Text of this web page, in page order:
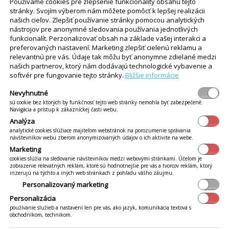
iKelp Pokladňa (pre Android zariadenia)
iKelp Pokladňa pre Android nakonfigurujete skener čiarových
(pre zariadenia s OS Android)
Bluetooth tlačiarne v iKelp POS Mobile - Android.
(pre zariadenia s OS Android)
za krokom pripojenia bonovacej tlačiarne v iKelp POS Mobile pre
iKelp POS Mobile nastavíte použitie kamery zariadenia ako skenera
a prvé prihlásenie (zariadenie s OS Android)
v aplikácii iKelp POS Mobile pre android nakonfigurovať
stránky. Svojím výberom nám môžete pomôcť k lepšej realizácii
našich cieľov. Zlepšiť používanie stránky pomocou analytických
nástrojov pre anonymné sledovania používania jednotlivých
funkcionalít. Perzonalizovať obsah na základe vašej interakci a
preferovaných nastavení. Marketing zlepšiť cielenú reklamu a
relevantnú pre vás. Údaje tak môžu byť anonymne zdielané medzi
našich partnerov, ktorý nám dodávajú technologické vybavenie a
softvér pre fungovanie tejto stránky. Bližšie informácie
Nevyhnutné
sú cookie bez ktorých by funkčnosť tejto web stránky nemohla byť zabezpečené.
Navigácia a prístup k zákazníckej časti webu.
Analýza
analytické cookies slúžiace majiteľom webstránok na porozumenie správania
návštevníkov webu zberom anonymizovaných údajov o ich aktivite na webe.
Marketing
cookies slúžia na sledovanie návštevníkov medzi webovými stránkami. Účelom je
zobrazenie relevatných reklám, ktoré sú hodnotnejšie pre vás a tvorcov reklám, ktorý
inzerujú na týchto a iných web stránkach z pohľadu vášho záujmu.
Personalizovaný marketing
Personalizácia
používanie služieb a nastavení len pre vás, ako jazyk, komunikácia textová s
obchodníkom, technikom.